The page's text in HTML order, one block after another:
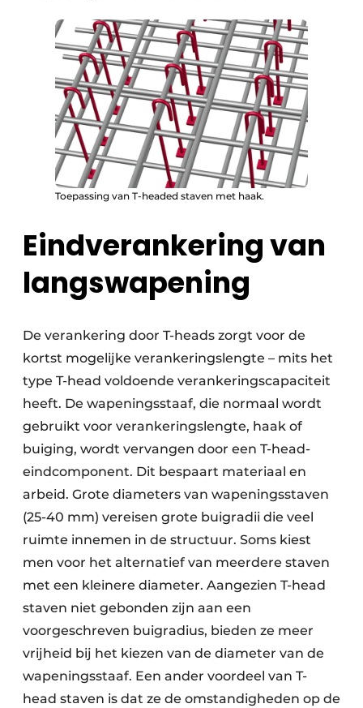
Toepassing van T-headed staven met haak.
Eindverankering van
langswapening
De verankering door T-heads zorgt voor de
kortst mogelijke verankeringslengte – mits het
type T-head voldoende verankeringscapaciteit
heeft. De wapeningsstaaf, die normaal wordt
gebruikt voor verankeringslengte, haak of
buiging, wordt vervangen door een T-head-
eindcomponent. Dit bespaart materiaal en
arbeid. Grote diameters van wapeningsstaven
(25-40 mm) vereisen grote buigradii die veel
ruimte innemen in de structuur. Soms kiest
men voor het alternatief van meerdere staven
met een kleinere diameter. Aangezien T-head
staven niet gebonden zijn aan een
voorgeschreven buigradius, bieden ze meer
vrijheid bij het kiezen van de diameter van de
wapeningsstaaf. Een ander voordeel van T-
head staven is dat ze de omstandigheden op de